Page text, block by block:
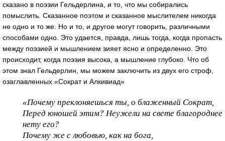
сказано в поэзии Гельдерлина, и то, что мы собирались
помыслить. Сказанное поэтом и сказанное мыслителем никогда
не одно и то же. Но и то, и другое могут говорить, различными
способами одно. Это удается, правда, лишь тогда, когда пропасть
между поэзией и мышлением зияет ясно и определенно. Это
происходит, когда поэзия высока, а мышление глубоко. Что об
этом знал Гельдерлин, мы можем заключить из двух его строф,
озаглавленных «Сократ и Алкивиад»
«Почему преклоняешься ты, о блаженный Сократ,
Перед юношей этим? Неужели на свете благороднее
нету его?
Почему же с любовью, как на бога,